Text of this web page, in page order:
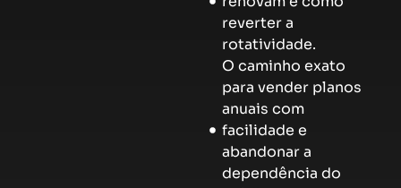
reverter a
rotatividade.
O caminho exato
para vender planos
anuais com
facilidade e
abandonar a
dependência do